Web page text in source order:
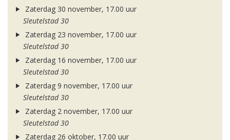
Zaterdag 30 november, 17.00 uur
Sleutelstad 30
Zaterdag 23 november, 17.00 uur
Sleutelstad 30
Zaterdag 16 november, 17.00 uur
Sleutelstad 30
Zaterdag 9 november, 17.00 uur
Sleutelstad 30
Zaterdag 2 november, 17.00 uur
Sleutelstad 30
Zaterdag 26 oktober, 17.00 uur